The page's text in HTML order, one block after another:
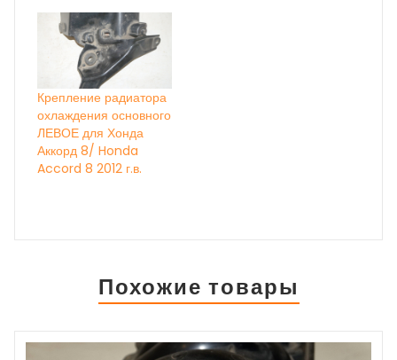
Крепление радиатора
охлаждения основного
ЛЕВОЕ для Хонда
Аккорд 8/ Honda
Accord 8 2012 г.в.
Похожие товары